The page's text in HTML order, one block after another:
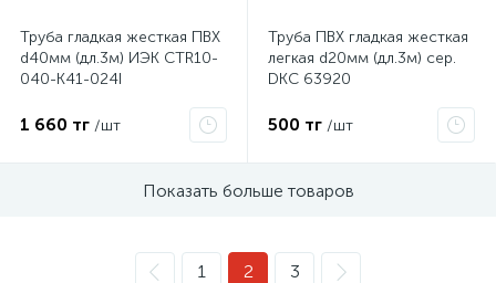
Труба гладкая жесткая ПВХ
d40мм (дл.3м) ИЭК CTR10-
040-K41-024I
1 660 тг /шт
Труба ПВХ гладкая жесткая
легкая d20мм (дл.3м) сер.
DKC 63920
500 тг /шт
Показать больше товаров
1 2 3